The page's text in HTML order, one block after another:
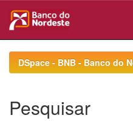
navigationDSpace - BNB - Banco do
Pesquisar